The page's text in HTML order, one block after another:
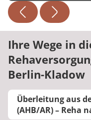
Ihre Wege in
Berlin-Kladow
Überleitung aus
(AHB/AR) – Reha